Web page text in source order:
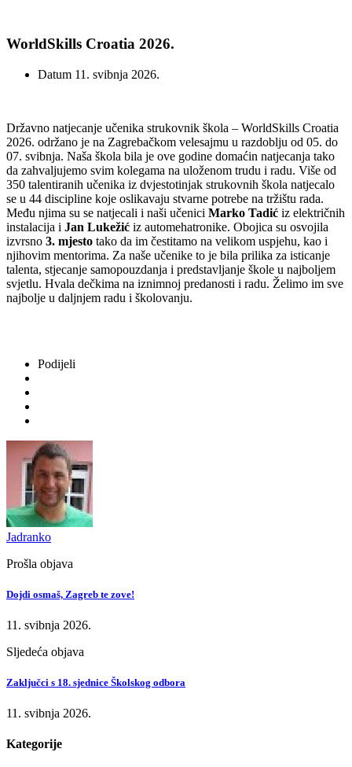
WorldSkills Croatia 2026.
Datum 11. svibnja 2026.
Državno natjecanje učenika strukovnik škola – WorldSkills Croatia
2026. održano je na Zagrebačkom velesajmu u razdoblju od 05. do
07. svibnja. Naša škola bila je ove godine domaćin natjecanja tako
da zahvaljujemo svim kolegama na uloženom trudu i radu. Više od
350 talentiranih učenika iz dvjestotinjak strukovnih škola natjecalo
se u 44 discipline koje oslikavaju stvarne potrebe na tržištu rada.
Među njima su se natjecali i naši učenici Marko Tadić iz električnih
instalacija i Jan Lukežić iz automehatronike. Obojica su osvojila
izvrsno 3. mjesto tako da im čestitamo na velikom uspjehu, kao i
njihovim mentorima. Za naše učenike to je bila prilika za isticanje
talenta, stjecanje samopouzdanja i predstavljanje škole u najboljem
svjetlu. Hvala dečkima na iznimnoj predanosti i radu. Želimo im sve
najbolje u daljnjem radu i školovanju.
Podijeli
Jadranko
Prošla objava
Dojdi osmaš, Zagreb te zove!
11. svibnja 2026.
Sljedeća objava
Zaključci s 18. sjednice Školskog odbora
11. svibnja 2026.
Kategorije